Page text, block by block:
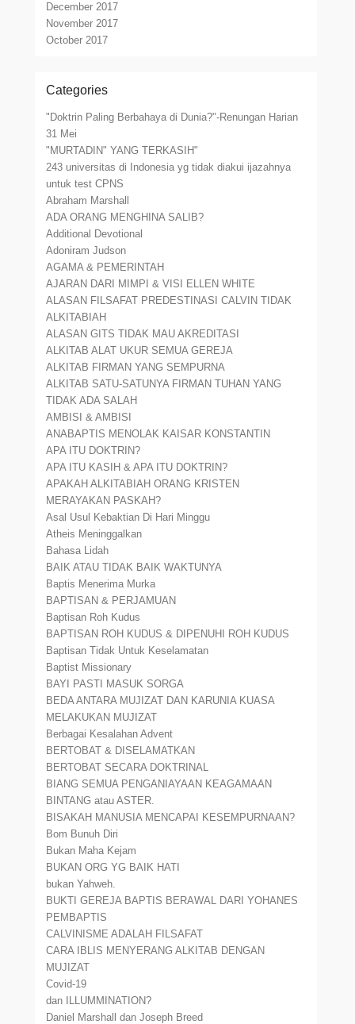
December 2017
November 2017
October 2017
Categories
"Doktrin Paling Berbahaya di Dunia?"-Renungan Harian
31 Mei
"MURTADIN" YANG TERKASIH"
243 universitas di Indonesia yg tidak diakui ijazahnya
untuk test CPNS
Abraham Marshall
ADA ORANG MENGHINA SALIB?
Additional Devotional
Adoniram Judson
AGAMA & PEMERINTAH
AJARAN DARI MIMPI & VISI ELLEN WHITE
ALASAN FILSAFAT PREDESTINASI CALVIN TIDAK
ALKITABIAH
ALASAN GITS TIDAK MAU AKREDITASI
ALKITAB ALAT UKUR SEMUA GEREJA
ALKITAB FIRMAN YANG SEMPURNA
ALKITAB SATU-SATUNYA FIRMAN TUHAN YANG
TIDAK ADA SALAH
AMBISI & AMBISI
ANABAPTIS MENOLAK KAISAR KONSTANTIN
APA ITU DOKTRIN?
APA ITU KASIH & APA ITU DOKTRIN?
APAKAH ALKITABIAH ORANG KRISTEN
MERAYAKAN PASKAH?
Asal Usul Kebaktian Di Hari Minggu
Atheis Meninggalkan
Bahasa Lidah
BAIK ATAU TIDAK BAIK WAKTUNYA
Baptis Menerima Murka
BAPTISAN & PERJAMUAN
Baptisan Roh Kudus
BAPTISAN ROH KUDUS & DIPENUHI ROH KUDUS
Baptisan Tidak Untuk Keselamatan
Baptist Missionary
BAYI PASTI MASUK SORGA
BEDA ANTARA MUJIZAT DAN KARUNIA KUASA
MELAKUKAN MUJIZAT
Berbagai Kesalahan Advent
BERTOBAT & DISELAMATKAN
BERTOBAT SECARA DOKTRINAL
BIANG SEMUA PENGANIAYAAN KEAGAMAAN
BINTANG atau ASTER.
BISAKAH MANUSIA MENCAPAI KESEMPURNAAN?
Bom Bunuh Diri
Bukan Maha Kejam
BUKAN ORG YG BAIK HATI
bukan Yahweh.
BUKTI GEREJA BAPTIS BERAWAL DARI YOHANES
PEMBAPTIS
CALVINISME ADALAH FILSAFAT
CARA IBLIS MENYERANG ALKITAB DENGAN
MUJIZAT
Covid-19
dan ILLUMMINATION?
Daniel Marshall dan Joseph Breed